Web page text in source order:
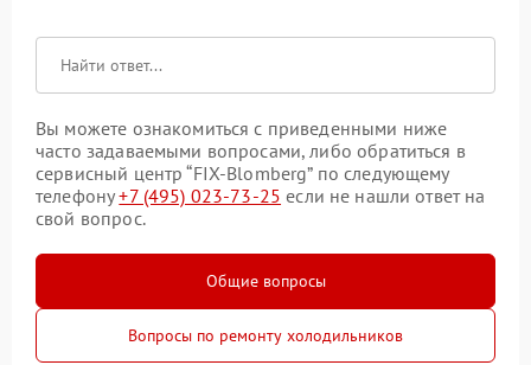
Вы можете ознакомиться с приведенными ниже
часто задаваемыми вопросами, либо обратиться в
сервисный центр “FIX-Blomberg” по следующему
телефону+7 (495) 023-73-25 если не нашли ответ на
свой вопрос.
Общие вопросы
Вопросы по ремонту холодильников